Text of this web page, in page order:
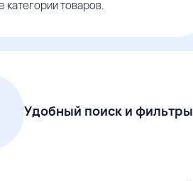
категории товаров.
Удобный поиск и фильтры